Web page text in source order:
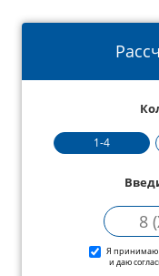
1-4
Я принимаю
и даю